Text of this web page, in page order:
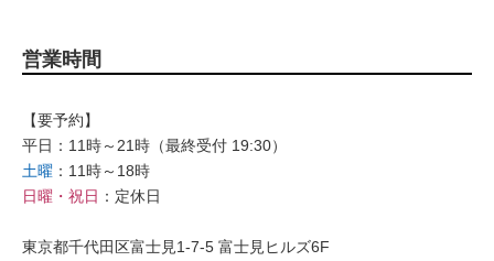
営業時間
【要予約】
平日：11時～21時（最終受付 19:30）
土曜 ：11時～18時
日曜・祝日 ：定休日
東京都千代田区富士見1-7-5 富士見ヒルズ6F